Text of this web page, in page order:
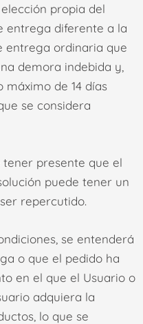
propia del
entrega diferente a la
entrega ordinaria que
demora indebida y,
máximo de 14 días
se considera
tener presente que el
puede tener un
repercutido.
se entenderá
o que el pedido ha
en el que el Usuario o
adquiera la
lo que se